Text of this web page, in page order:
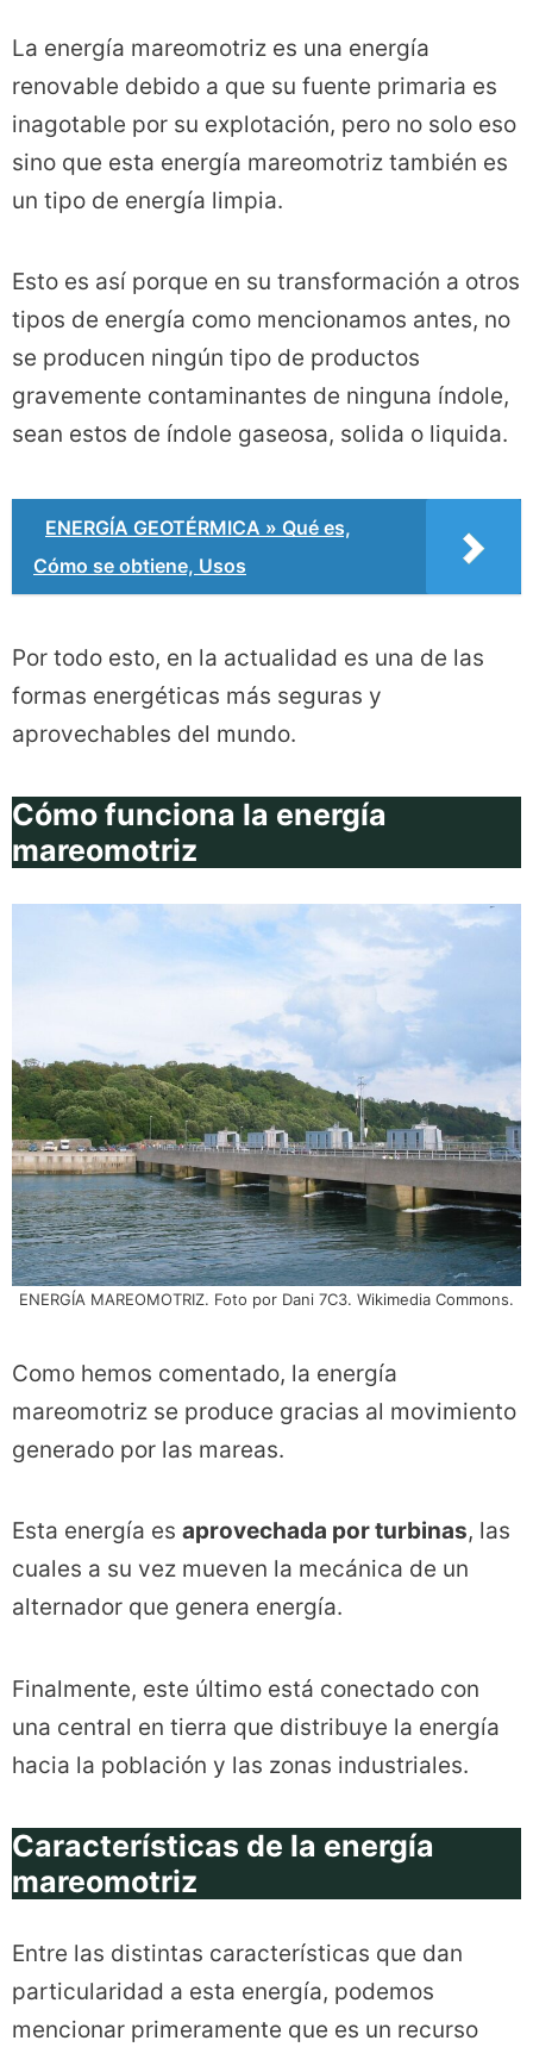
La energía mareomotriz es una energía
renovable debido a que su fuente primaria es
inagotable por su explotación, pero no solo eso
sino que esta energía mareomotriz también es
un tipo de energía limpia.
Esto es así porque en su transformación a otros
tipos de energía como mencionamos antes, no
se producen ningún tipo de productos
gravemente contaminantes de ninguna índole,
sean estos de índole gaseosa, solida o liquida.
ENERGÍA GEOTÉRMICA » Qué es,
Cómo se obtiene, Usos
Por todo esto, en la actualidad es una de las
formas energéticas más seguras y
aprovechables del mundo.
Cómo funciona la energía
mareomotriz
ENERGÍA MAREOMOTRIZ. Foto por Dani 7C3. Wikimedia Commons.
Como hemos comentado, la energía
mareomotriz se produce gracias al movimiento
generado por las mareas.
Esta energía es aprovechada por turbinas, las
cuales a su vez mueven la mecánica de un
alternador que genera energía.
Finalmente, este último está conectado con
una central en tierra que distribuye la energía
hacia la población y las zonas industriales.
Características de la energía
mareomotriz
Entre las distintas características que dan
particularidad a esta energía, podemos
mencionar primeramente que es un recurso